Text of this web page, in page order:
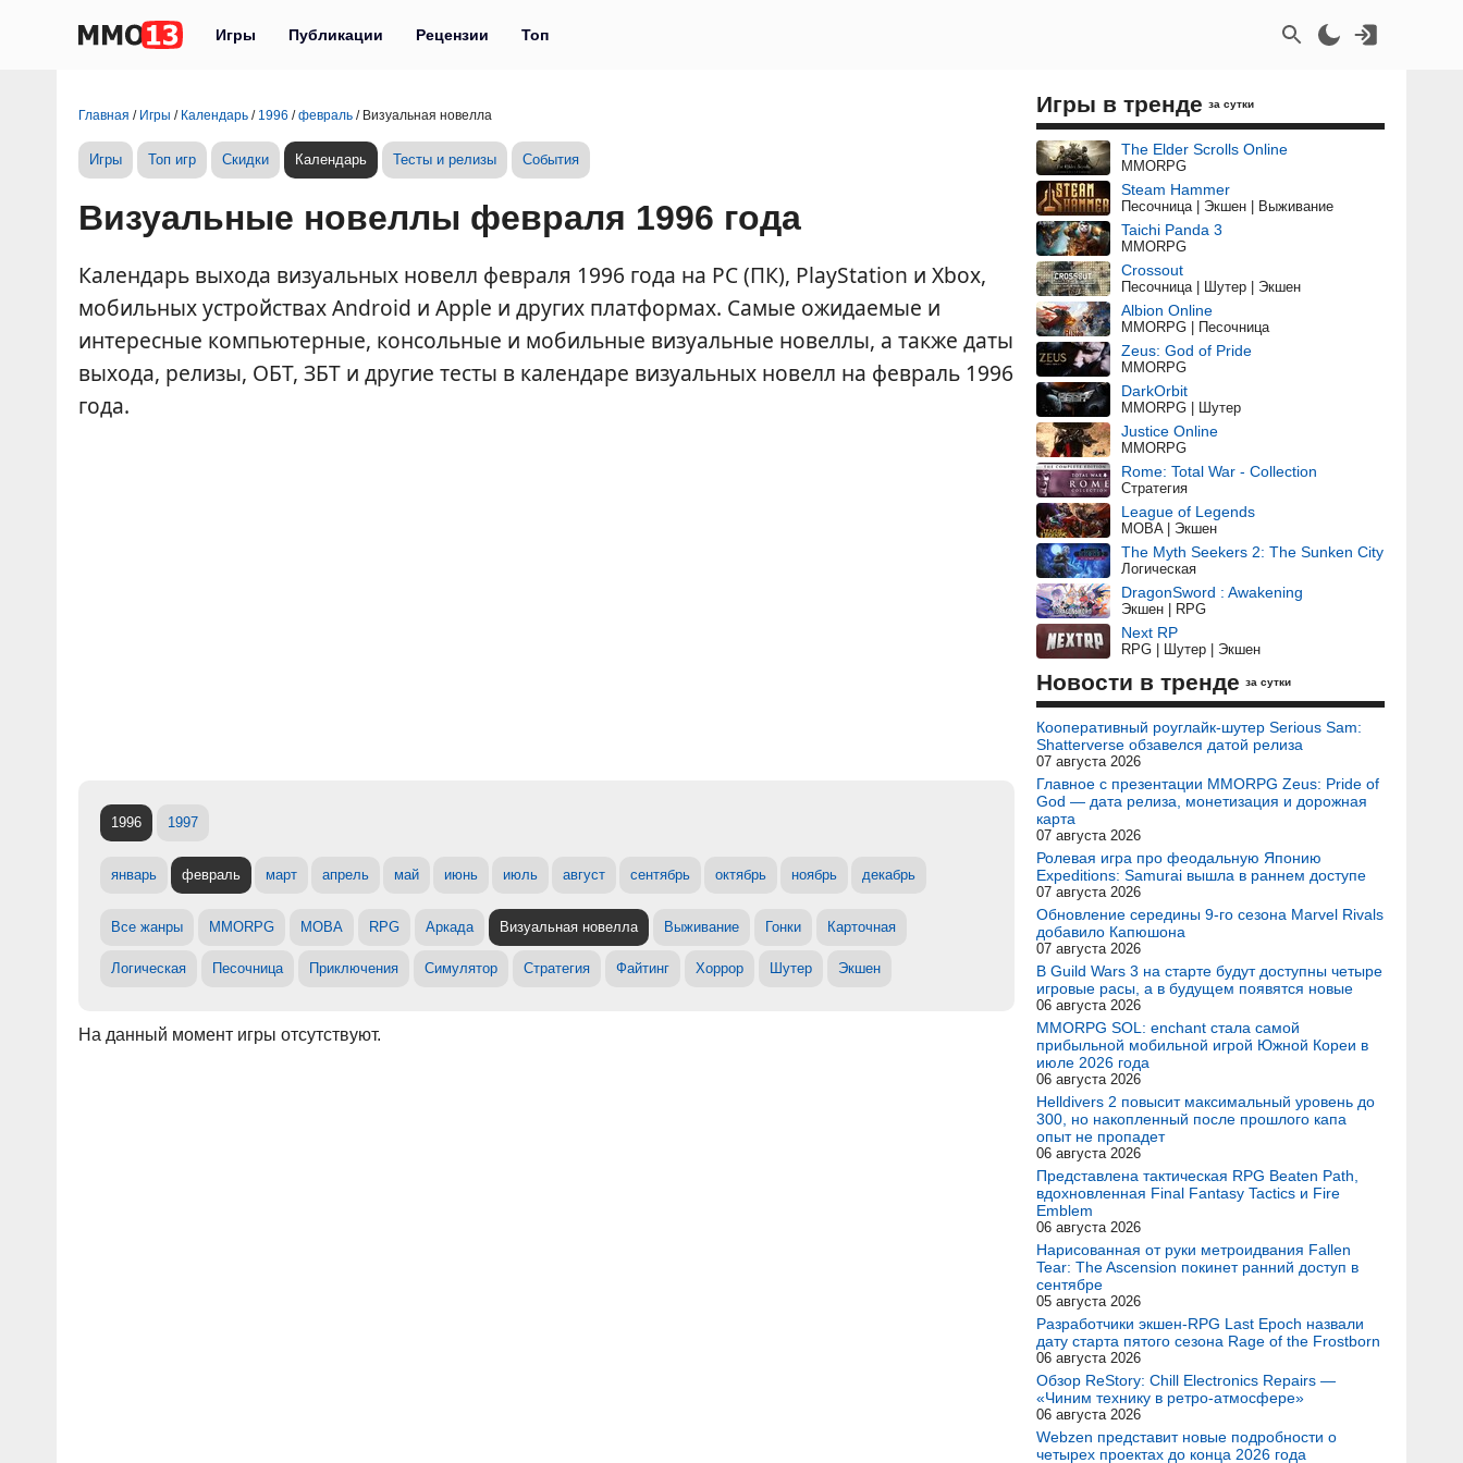
Игры Публикации Рецензии Топ
Главная / Игры / Календарь / 1996 /февраль / Визуальная новелла
Игры Топ игр Скидки Календарь Тесты и релизы События
Визуальные новеллы февраля 1996 года
Календарь выхода визуальных новелл февраля 1996 года на PC (ПК), PlayStation и Xbox,
мобильных устройствах Android и Apple и других платформах. Самые ожидаемые и
интересные компьютерные, консольные и мобильные визуальные новеллы, а также даты
выхода, релизы, ОБТ, ЗБТ и другие тесты в календаре визуальных новелл на февраль 1996
года.
1996 1997
январь февраль март апрель май июнь июль август сентябрь октябрь ноябрь декабрь
Все жанры MMORPG MOBA RPG Аркада Визуальная новелла Выживание Гонки Карточная
Логическая Песочница Приключения Симулятор Стратегия Файтинг Хоррор Шутер Экшен
На данный момент игры отсутствуют.
Игры в тренде за сутки
The Elder Scrolls Online
MMORPG
Steam Hammer
Песочница | Экшен | Выживание
Taichi Panda 3
MMORPG
Crossout
Песочница | Шутер | Экшен
Albion Online
MMORPG | Песочница
Zeus: God of Pride
MMORPG
DarkOrbit
MMORPG | Шутер
Justice Online
MMORPG
Rome: Total War - Collection
Стратегия
League of Legends
MOBA | Экшен
The Myth Seekers 2: The Sunken City
Логическая
DragonSword : Awakening
Экшен | RPG
Next RP
RPG | Шутер | Экшен
Новости в тренде за сутки
Кооперативный роуглайк-шутер Serious Sam:
Shatterverse обзавелся датой релиза
07 августа 2026
Главное с презентации MMORPG Zeus: Pride of
God — дата релиза, монетизация и дорожная
карта
07 августа 2026
Ролевая игра про феодальную Японию
Expeditions: Samurai вышла в раннем доступе
07 августа 2026
Обновление середины 9-го сезона Marvel Rivals
добавило Капюшона
07 августа 2026
В Guild Wars 3 на старте будут доступны четыре
игровые расы, а в будущем появятся новые
06 августа 2026
MMORPG SOL: enchant стала самой
прибыльной мобильной игрой Южной Кореи в
июле 2026 года
06 августа 2026
Helldivers 2 повысит максимальный уровень до
300, но накопленный после прошлого капа
опыт не пропадет
06 августа 2026
Представлена тактическая RPG Beaten Path,
вдохновленная Final Fantasy Tactics и Fire
Emblem
06 августа 2026
Нарисованная от руки метроидвания Fallen
Tear: The Ascension покинет ранний доступ в
сентябре
05 августа 2026
Разработчики экшен-RPG Last Epoch назвали
дату старта пятого сезона Rage of the Frostborn
06 августа 2026
Обзор ReStory: Chill Electronics Repairs —
«Чиним технику в ретро-атмосфере»
06 августа 2026
Webzen представит новые подробности о
четырех проектах до конца 2026 года